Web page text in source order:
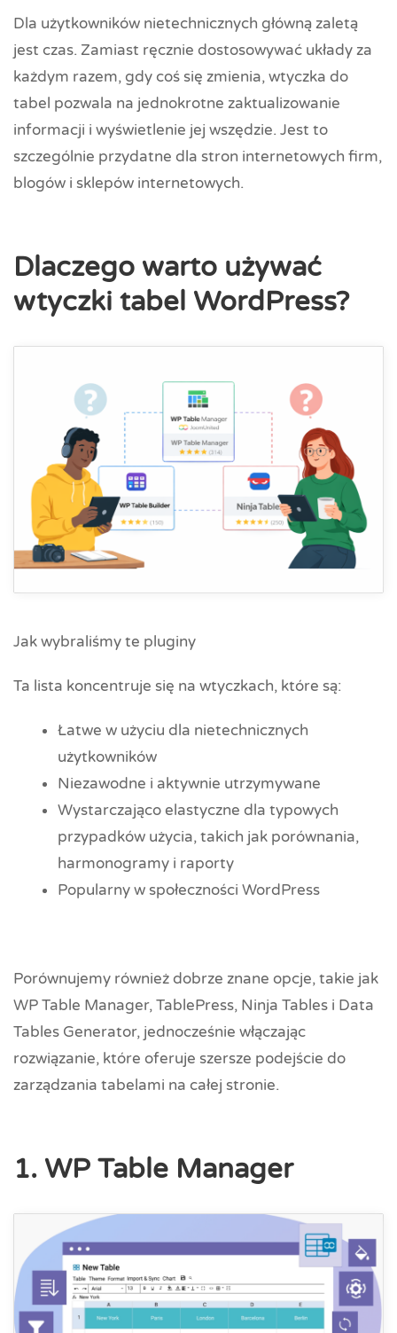
Dla użytkowników nietechnicznych główną zaletą
jest czas. Zamiast ręcznie dostosowywać układy za
każdym razem, gdy coś się zmienia, wtyczka do
tabel pozwala na jednokrotne zaktualizowanie
informacji i wyświetlenie jej wszędzie. Jest to
szczególnie przydatne dla stron internetowych firm,
blogów i sklepów internetowych.
Dlaczego warto używać
wtyczki tabel WordPress?
Jak wybraliśmy te pluginy
Ta lista koncentruje się na wtyczkach, które są:
Łatwe w użyciu dla nietechnicznych
użytkowników
Niezawodne i aktywnie utrzymywane
Wystarczająco elastyczne dla typowych
przypadków użycia, takich jak porównania,
harmonogramy i raporty
Popularny w społeczności WordPress
Porównujemy również dobrze znane opcje, takie jak
WP Table Manager, TablePress, Ninja Tables i Data
Tables Generator, jednocześnie włączając
rozwiązanie, które oferuje szersze podejście do
zarządzania tabelami na całej stronie.
1. WP Table Manager